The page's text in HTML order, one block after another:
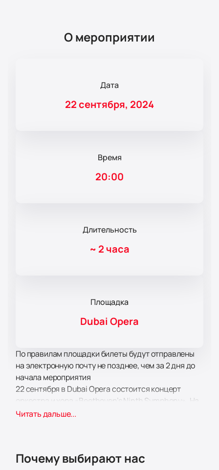
О мероприятии
Дата
22 сентября, 2024
Время
20:00
Длительность
~ 2 часа
Площадка
Dubai Opera
По правилам площадки билеты будут отправлены
на электронную почту не позднее, чем за 2 дня до
начала мероприятия
22 сентября в Dubai Opera состоится концерт
оркестра и хора «Beethoven’s Ninth Symphony». На
сцене выступят Polish National Opera Orchestra и
симфонии Бетховена.
Читать дальше...
Почему выбирают нас